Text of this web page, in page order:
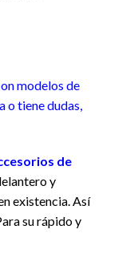
modelos de
o tiene dudas,
de
y
existencia. Así
su rápido y